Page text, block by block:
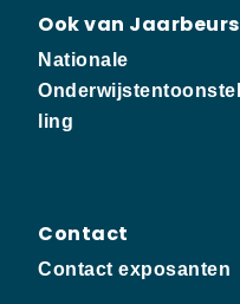
Ook van Jaarbeurs
Nationale
Onderwijstentoonstel
ling
Contact
Contact exposanten